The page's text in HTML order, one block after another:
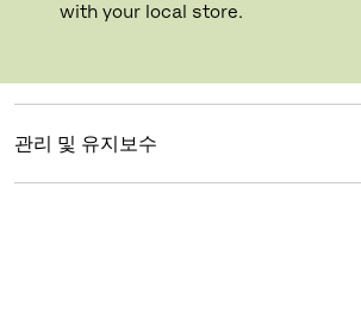
with your local store.
관리 및 유지보수